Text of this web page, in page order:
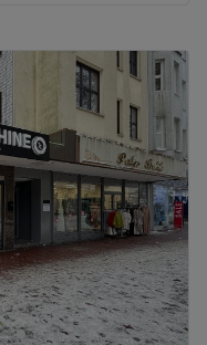
09:00– 18:00
09:00– 18:00
09:00–18:00
09:00–18:00
09:00–18:00
Geschlossen
oder ein tolles
Harburg in der
bestens aufgehoben.
Termin. Den buchst